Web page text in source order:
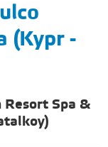
(Kypr -
Resort Spa &
)